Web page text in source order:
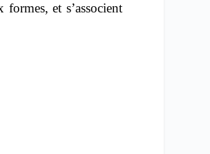
et s’associent